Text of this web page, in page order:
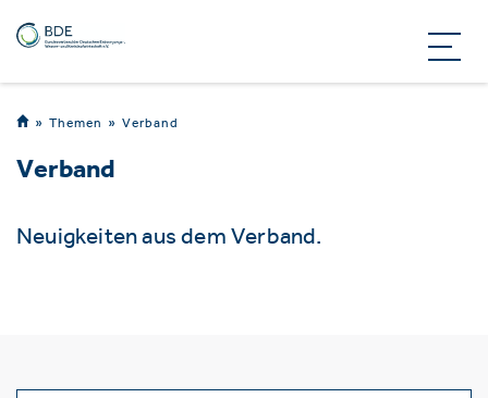
Themen Verband
Verband
Neuigkeiten aus dem Verband.